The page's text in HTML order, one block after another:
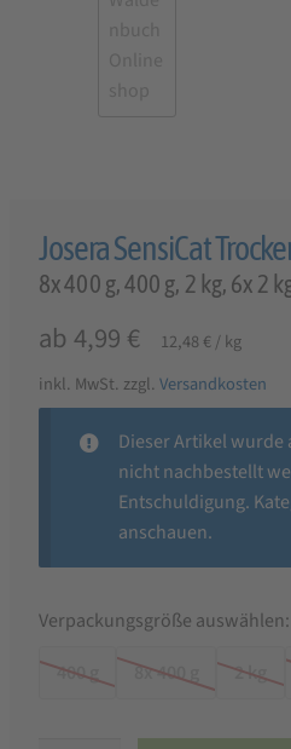
Josera SensiCat
8x 400 g, 400 g, 2 kg, 6x 2
ab 4,99 € 12,48 €/kg
inkl. MwSt. zzgl. Versandkosten
Dieser Artikel
nicht nachbestellt
Entschuldigung.
anschauen.
Verpackungsgröße auswählen:
400 g
8x 400 g 2 kg